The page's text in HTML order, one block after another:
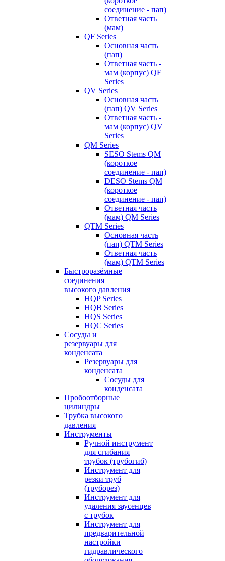
соединение - пап)
Ответная часть
(мам)
QF Series
Основная часть
(пап)
Ответная часть -
мам (корпус) QF
Series
QV Series
Основная часть
(пап) QV Series
Ответная часть -
мам (корпус) QV
Series
QM Series
SESO Stems QM
(короткое
соединение - пап)
DESO Stems QM
(короткое
соединение - пап)
Ответная часть
(мам) QM Series
QTM Series
Основная часть
(пап) QTM Series
Ответная часть
(мам) QTM Series
Быстроразёмные
соединения
высокого давления
HQP Series
HQB Series
HQS Series
HQC Series
Сосуды и
резервуары для
конденсата
Резервуары для
конденсата
Сосуды для
конденсата
Пробоотборные
цилиндры
Трубка высокого
давления
Инструменты
Ручной инструмент
для сгибания
трубок (трубогиб)
Инструмент для
резки труб
(труборез)
Инструмент для
удаления заусенцев
с трубок
Инструмент для
предварительной
настройки
гидравлического